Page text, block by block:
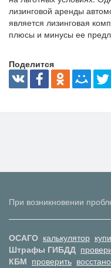
лизинговой аренды
является лизинговая
плюсы и минусы ее
Поделится
При возникновении
ОСАГО калькулятор
Штрафы ГИБДД
КБМ проверить